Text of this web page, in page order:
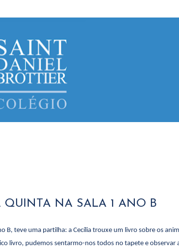
QUINTA NA SALA 1 ANO B
B, teve uma partilha: a Cecília trouxe um livro sobre os
livro, pudemos sentarmo-nos todos no tapete e observar